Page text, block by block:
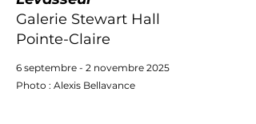
Galerie Stewart Hall
Pointe-Claire
6 septembre - 2 novembre 2025
Photo : Alexis Bellavance